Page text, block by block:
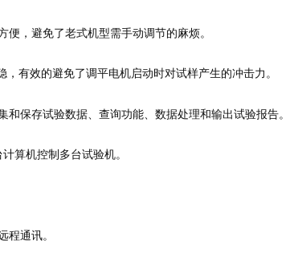
，避免了老式机型需手动调节的麻烦。
有效的避免了调平电机启动时对试样产生的冲击力。
保存试验数据、查询功能、数据处理和输出试验报告。
算机控制多台试验机。
程通讯。